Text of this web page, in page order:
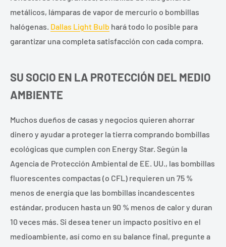
metálicos, lámparas de vapor de mercurio o bombillas
halógenas. Dallas Light Bulb hará todo lo posible para
garantizar una completa satisfacción con cada compra.
SU SOCIO EN LA PROTECCIÓN DEL MEDIO
AMBIENTE
Muchos dueños de casas y negocios quieren ahorrar
dinero y ayudar a proteger la tierra comprando bombillas
ecológicas que cumplen con Energy Star. Según la
Agencia de Protección Ambiental de EE. UU., las bombillas
fluorescentes compactas (o CFL) requieren un 75 %
menos de energía que las bombillas incandescentes
estándar, producen hasta un 90 % menos de calor y duran
10 veces más. Si desea tener un impacto positivo en el
medioambiente, así como en su balance final, pregunte a